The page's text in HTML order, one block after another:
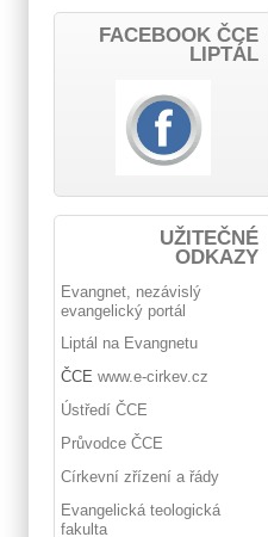
FACEBOOK ČCE
LIPTÁL
UŽITEČNÉ
ODKAZY
Evangnet, nezávislý
evangelický portál
Liptál na Evangnetu
ČCE www.e-cirkev.cz
Ústředí ČCE
Průvodce ČCE
Církevní zřízení a řády
Evangelická teologická
fakulta